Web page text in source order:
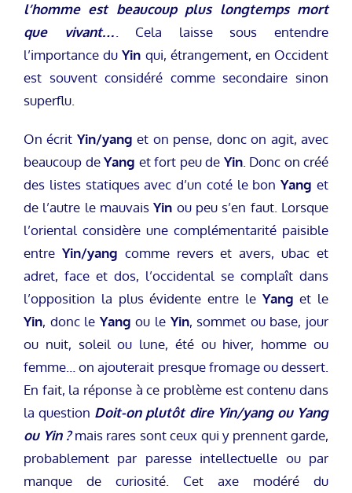
l’homme est beaucoup plus longtemps mort
que vivant…. Cela laisse sous entendre
l’importance duYin qui, étrangement, en Occident
est souvent considéré comme secondaire sinon
superflu.
On écrit Yin/yang et on pense, donc on agit, avec
beaucoup deYang et fort peu de Yin. Donc on créé
des listes statiques avec d’un coté le bonYang et
de l’autre le mauvaisYin ou peu s’en faut. Lorsque
l’oriental considère une complémentarité paisible
entre Yin/yang comme revers et avers, ubac et
adret, face et dos, l’occidental se complaît dans
l’opposition la plus évidente entre le Yang et le
Yin, donc le Yang ou le Yin, sommet ou base, jour
ou nuit, soleil ou lune, été ou hiver, homme ou
femme… on ajouterait presque fromage ou dessert.
En fait, la réponse à ce problème est contenu dans
la question Doit-on plutôt dire Yin/yang ou Yang
ou Yin ?mais rares sont ceux qui y prennent garde,
probablement par paresse intellectuelle ou par
manque de curiosité. Cet axe modéré du